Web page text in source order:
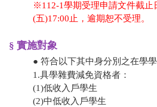
※112-1學期受理申請文件截止
(五)17:00止，逾期恕不受理。
§ 實施對象
● 符合以下其中身分別之在學學
1.具學雜費減免資格者：
​(1)低收入戶學生
​(2)中低收入戶學生